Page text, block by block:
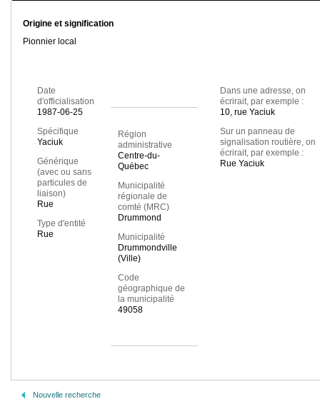
Origine et signification
Pionnier local
Date
d'officialisation
1987-06-25
Spécifique
Yaciuk
Générique
(avec ou sans
particules de
liaison)
Rue
Type d'entité
Rue
Région
administrative
Centre-du-
Québec
Municipalité
régionale de
comté (MRC)
Drummond
Municipalité
Drummondville
(Ville)
Code
géographique de
la municipalité
49058
Dans une adresse, on
écrirait, par exemple :
10, rue Yaciuk
Sur un panneau de
signalisation routière, on
écrirait, par exemple :
Rue Yaciuk
Nouvelle recherche